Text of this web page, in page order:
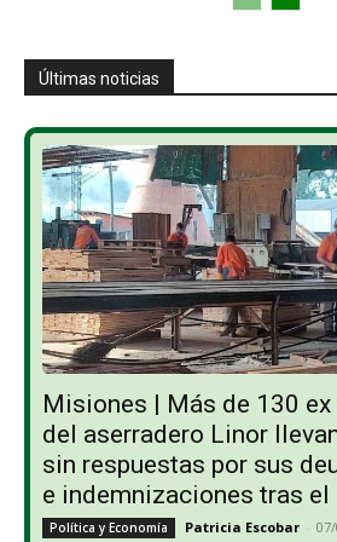
Últimas noticias
Misiones | Más de 130
del aserradero Linor
sin respuestas por sus
e indemnizaciones tras el
Política y Economía Patricia Escobar -